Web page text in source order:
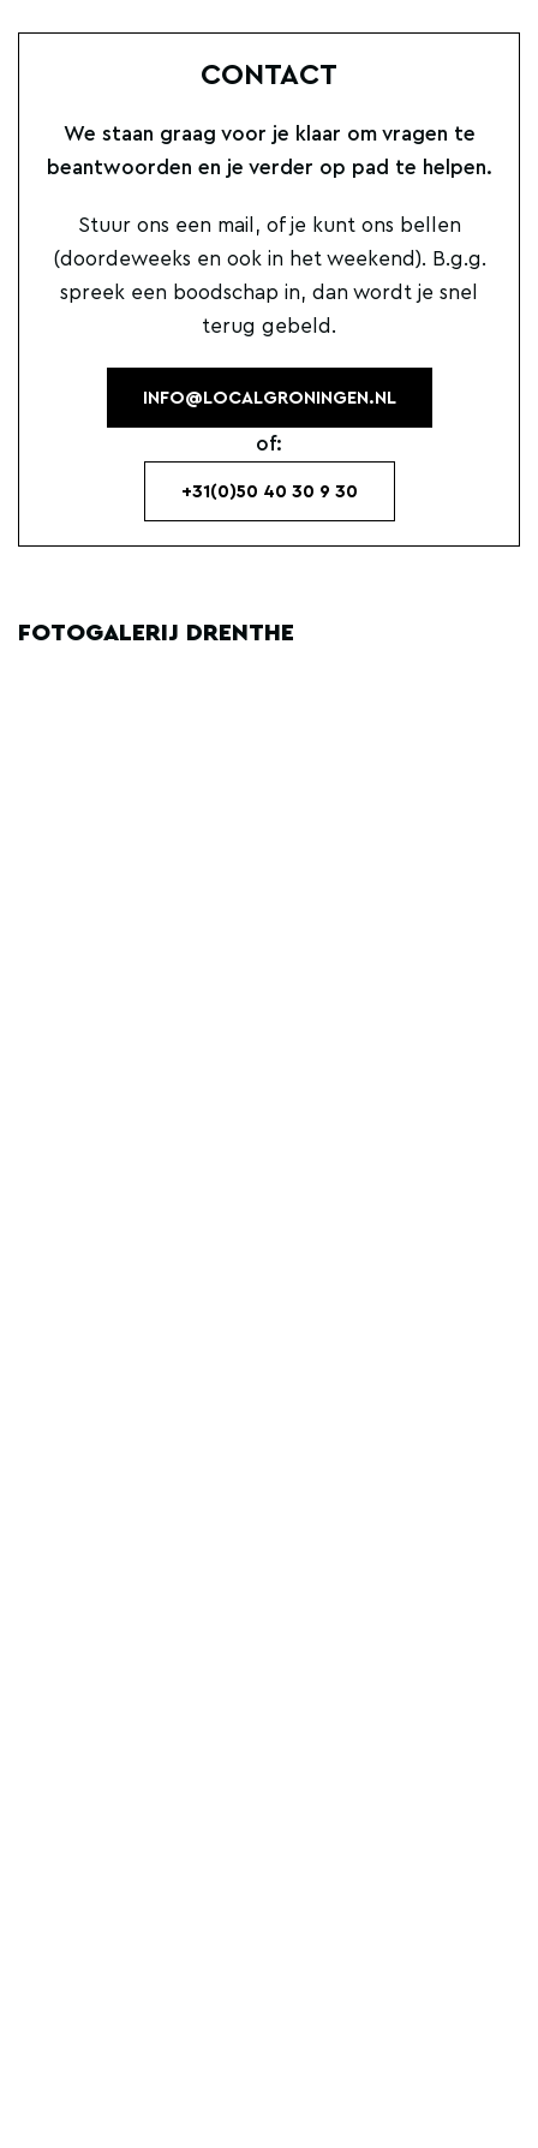
CONTACT
We staan graag voor je klaar om vragen te
beantwoorden en je verder op pad te helpen.
Stuur ons een mail, of je kunt ons bellen
(doordeweeks en ook in het weekend). B.g.g.
spreek een boodschap in, dan wordt je snel
terug gebeld.
INFO@LOCALGRONINGEN.NL
of:
+31(0)50 40 30 9 30
FOTOGALERIJ DRENTHE